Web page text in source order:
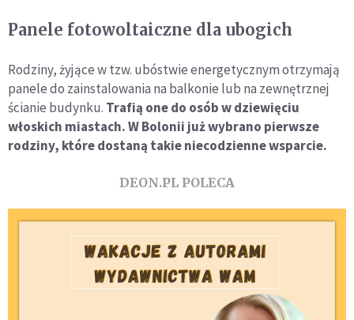
Panele fotowoltaiczne dla ubogich
Rodziny, żyjące w tzw. ubóstwie energetycznym otrzymają
panele do zainstalowania na balkonie lub na zewnętrznej
ścianie budynku. Trafią one do osób w dziewięciu
włoskich miastach. W Bolonii już wybrano pierwsze
rodziny, które dostaną takie niecodzienne wsparcie.
DEON.PL POLECA